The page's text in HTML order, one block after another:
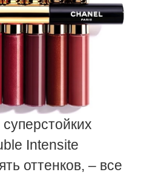
Intensite
оттенков, – все